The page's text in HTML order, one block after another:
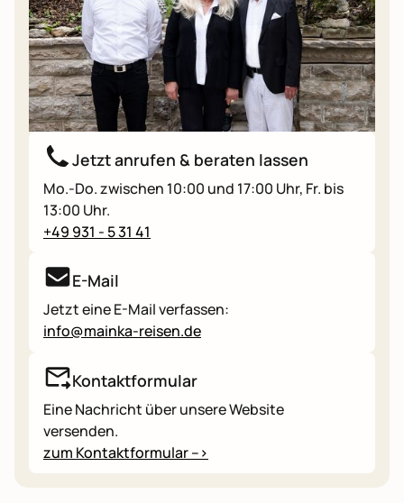
Jetzt anrufen & beraten lassen
Mo.-Do. zwischen 10:00 und 17:00 Uhr, Fr. bis
13:00 Uhr.
+49 931 - 5 31 41
E-Mail
Jetzt eine E-Mail verfassen:
info@mainka-reisen.de
Kontaktformular
Eine Nachricht über unsere Website
versenden.
zum Kontaktformular -->